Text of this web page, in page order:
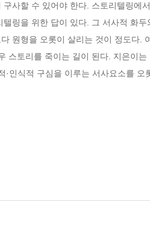
구사할 수 있어야 한다. 스토리텔링에
텔링을 위한 답이 있다. 그 서사적 화
원형을 오롯이 살리는 것이 정도다
스토리를 죽이는 길이 된다. 지은이
·인식적 구심을 이루는 서사요소를